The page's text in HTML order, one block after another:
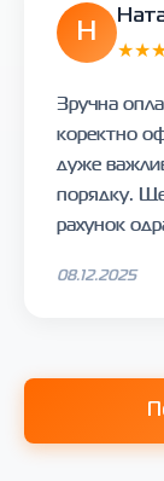
Н
Зручна
коректно
дуже
порядку.
рахунок
08.12.2025